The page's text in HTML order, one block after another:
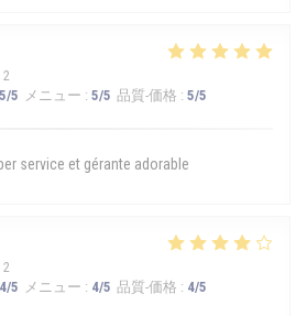
5/5 メニュー : 5/5 品質-価格 : 5/5
service et gérante adorable
4/5 メニュー : 4/5 品質-価格 : 4/5